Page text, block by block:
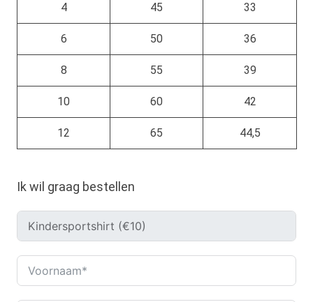
4 45 33
6 50 36
8 55 39
10 60 42
12 65 44,5
Ik wil graag bestellen